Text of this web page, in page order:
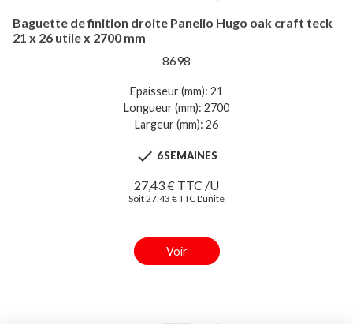
Baguette de finition droite Panelio Hugo oak craft teck
21 x 26 utile x 2700 mm
8698
Epaisseur (mm): 21
Longueur (mm): 2700
Largeur (mm): 26
 6 SEMAINES
27,43 € TTC /U
Soit 27,43 € TTC L'unité
Voir